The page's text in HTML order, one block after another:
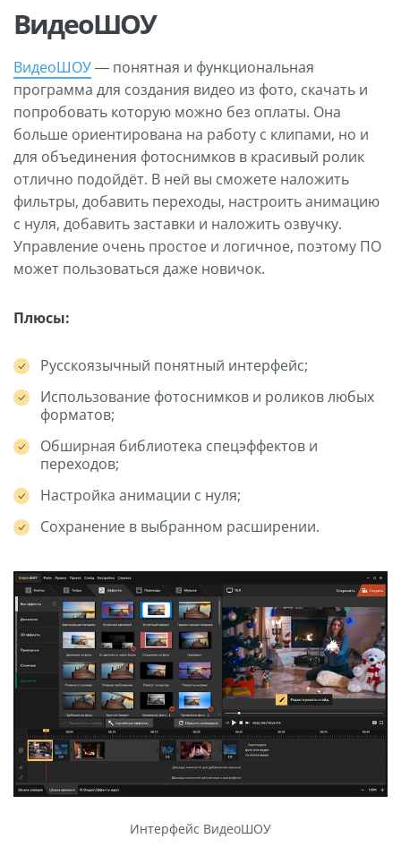
ВидеоШОУ
ВидеоШОУ— понятная и функциональная
программа для создания видео из фото, скачать и
попробовать которую можно без оплаты. Она
больше ориентирована на работу с клипами, но и
для объединения фотоснимков в красивый ролик
отлично подойдёт. В ней вы сможете наложить
фильтры, добавить переходы, настроить анимацию
с нуля, добавить заставки и наложить озвучку.
Управление очень простое и логичное, поэтому ПО
может пользоваться даже новичок.
Плюсы:
Русскоязычный понятный интерфейс;
Использование фотоснимков и роликов любых
форматов;
Обширная библиотека спецэффектов и
переходов;
Настройка анимации с нуля;
Сохранение в выбранном расширении.
Интерфейс ВидеоШОУ